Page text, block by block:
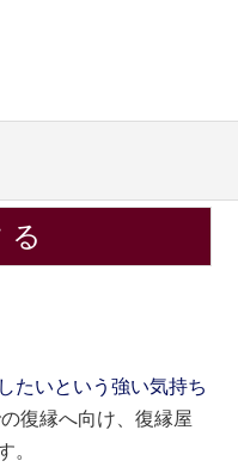
たいという強い気持ち
復縁へ向け、復縁屋
。